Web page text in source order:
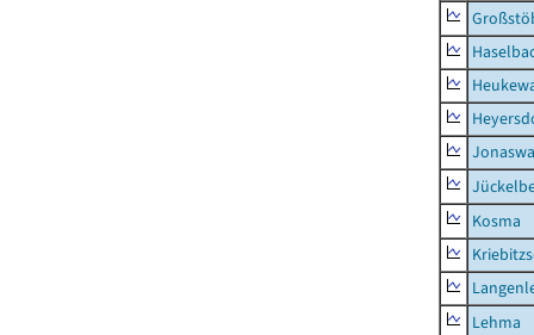
Kosma
Lehma